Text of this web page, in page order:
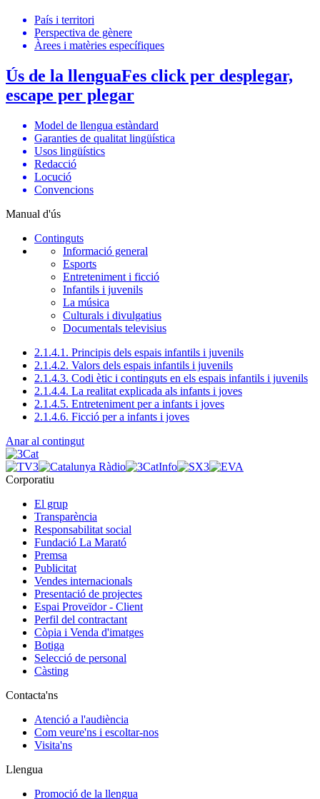
País i territori
Perspectiva de gènere
Àrees i matèries específiques
Ús de la llenguaFes click per desplegar,
escape per plegar
Model de llengua estàndard
Garanties de qualitat lingüística
Usos lingüístics
Redacció
Locució
Convencions
Manual d'ús
Continguts
Informació general
Esports
Entreteniment i ficció
Infantils i juvenils
La música
Culturals i divulgatius
Documentals televisius
2.1.4.1. Principis dels espais infantils i juvenils
2.1.4.2. Valors dels espais infantils i juvenils
2.1.4.3. Codi ètic i continguts en els espais infantils i juvenils
2.1.4.4. La realitat explicada als infants i joves
2.1.4.5. Entreteniment per a infants i joves
2.1.4.6. Ficció per a infants i joves
Anar al contingut
Corporatiu
El grup
Transparència
Responsabilitat social
Fundació La Marató
Premsa
Publicitat
Vendes internacionals
Presentació de projectes
Espai Proveïdor - Client
Perfil del contractant
Còpia i Venda d'imatges
Botiga
Selecció de personal
Càsting
Contacta'ns
Atenció a l'audiència
Com veure'ns i escoltar-nos
Visita'ns
Llengua
Promoció de la llengua